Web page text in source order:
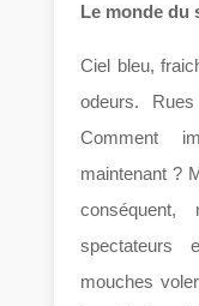
Le monde du
Ciel bleu,
odeurs.
Comment
maintenant ?
spectateurs
mouches